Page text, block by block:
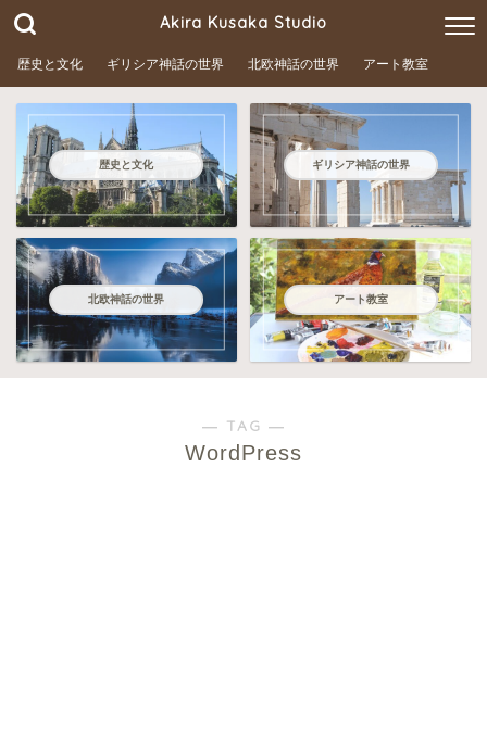
Akira Kusaka Studio
歴史と文化 ギリシア神話の世界 北欧神話の世界 アート教室
歴史と文化 ギリシア神話の世界
北欧神話の世界 アート教室
― TAG ―
WordPress